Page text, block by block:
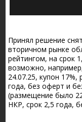
Принял решение
вторичном рынке
рейтингом, на срок
возможно,
24.07.25, купон
года, без оферт и
(размещение было
НКР, срок 2,5 года,